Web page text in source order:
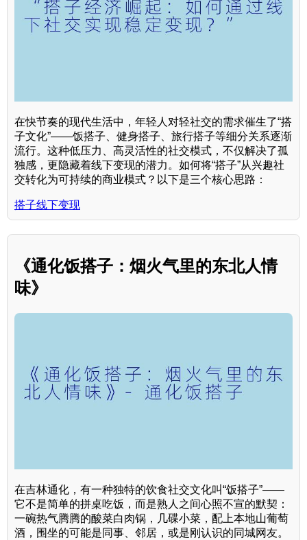
在快节奏的现代生活中，年轻人对轻社交的需求催生了“搭
子文化”——饭搭子、健身搭子、旅行搭子等细分关系逐渐
流行。这种低压力、高灵活性的社交模式，不仅解决了孤
独感，更隐藏着线下变现的潜力。如何将“搭子”从兴趣社
交转化为可持续的商业模式？以下是三个核心思路：
搭子线下变现
《通化饭搭子：烟火气里的东北人情
味》
在吉林通化，有一种独特的饮食社交文化叫“饭搭子”——
它不是简单的拼桌吃饭，而是熟人之间心照不宣的默契：
一碗热气腾腾的酸菜白肉锅，几碟小菜，配上本地山葡萄
酒，围坐的可能是同事、邻居，或是刚认识的同城网友。